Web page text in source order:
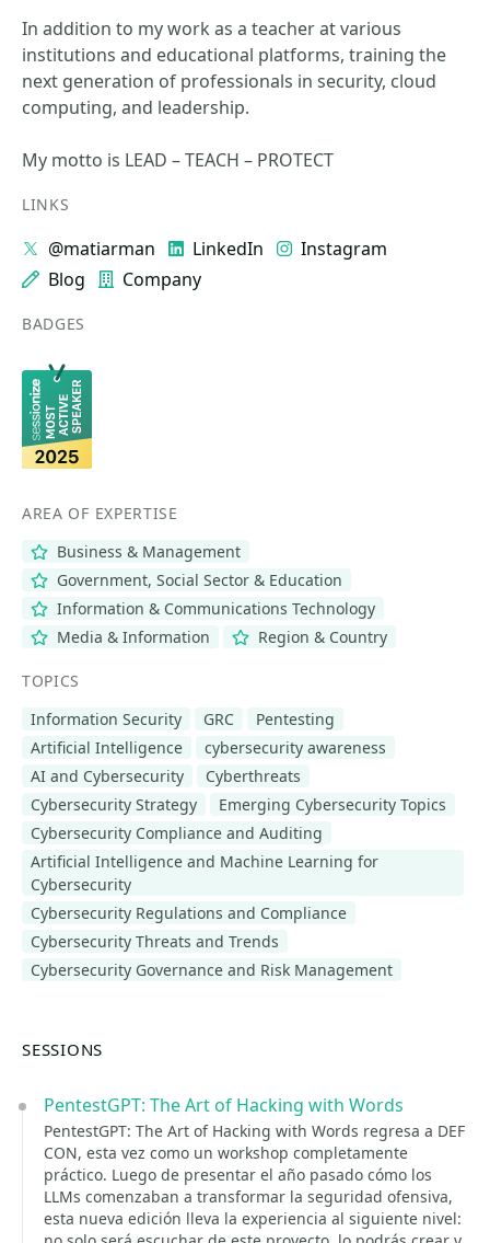
In addition to my work as a teacher at various
institutions and educational platforms, training the
next generation of professionals in security, cloud
computing, and leadership.
My motto is LEAD – TEACH – PROTECT
LINKS
@matiarman LinkedIn
Instagram
Blog
Company
BADGES
AREA OF EXPERTISE
Business & Management
Government, Social Sector & Education
Information & Communications Technology
Media & Information
Region & Country
TOPICS
Information Security
GRC
Pentesting
Artificial Intelligence
cybersecurity awareness
AI and Cybersecurity
Cyberthreats
Cybersecurity Strategy
Emerging Cybersecurity Topics
Cybersecurity Compliance and Auditing
Artificial Intelligence and Machine Learning for
Cybersecurity
Cybersecurity Regulations and Compliance
Cybersecurity Threats and Trends
Cybersecurity Governance and Risk Management
SESSIONS
PentestGPT: The Art of Hacking with Words
PentestGPT: The Art of Hacking with Words regresa a DEF
CON, esta vez como un workshop completamente
práctico. Luego de presentar el año pasado cómo los
LLMs comenzaban a transformar la seguridad ofensiva,
esta nueva edición lleva la experiencia al siguiente nivel: